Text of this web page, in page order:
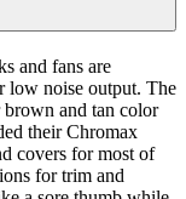
and fans are
low noise output. The
and tan color
their Chromax
covers for most of
for trim and